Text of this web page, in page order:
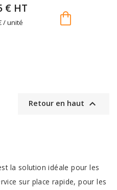
€ HT
/ unité shopping_bag
Retour en haut 
la solution idéale pour les
sur place rapide, pour les